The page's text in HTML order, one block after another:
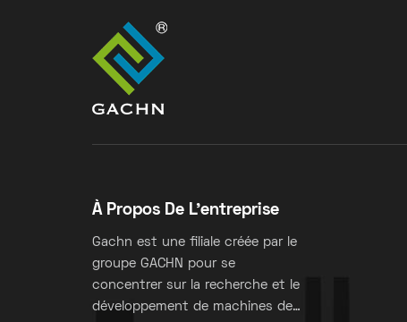
À Propos De L'entreprise
Gachn est une filiale créée par le
groupe GACHN pour se
concentrer sur la recherche et le
développement de machines de